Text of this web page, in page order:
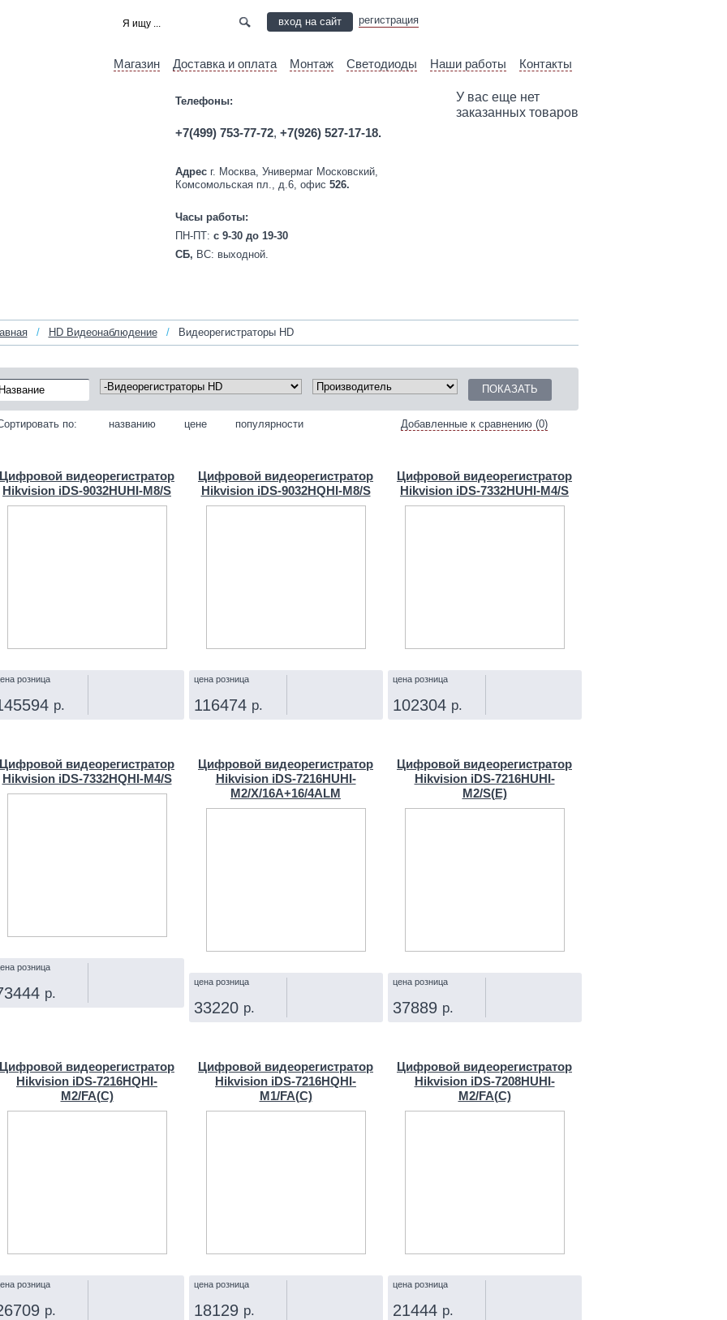
вход на сайт регистрация
Магазин Доставка и оплата Монтаж Светодиоды Наши работы Контакты
У вас еще нет
заказанных товаров
Телефоны:
+7(499) 753-77-72, +7(926) 527-17-18.
Адресг. Москва, Универмаг Московский,
Комсомольская пл., д.6, офис 526.
Часы работы:
ПН-ПТ: c 9-30 до 19-30
СБ, ВС: выходной.
/ HD Видеонаблюдение / Видеорегистраторы HD
Добавленные к сравнению (0)
по: названию цене популярности
Цифровой видеорегистратор
Hikvision iDS-9032HUHI-M8/S
розница
р.
Цифровой видеорегистратор
Hikvision iDS-9032HQHI-M8/S
цена розница
116474 р.
Цифровой видеорегистратор
Hikvision iDS-7332HUHI-M4/S
цена розница
102304 р.
Цифровой видеорегистратор
Hikvision iDS-7332HQHI-M4/S
розница
р.
Цифровой видеорегистратор
Hikvision iDS-7216HUHI-
M2/X/16A+16/4ALM
цена розница
33220 р.
Цифровой видеорегистратор
Hikvision iDS-7216HUHI-
M2/S(E)
цена розница
37889 р.
Цифровой видеорегистратор
Hikvision iDS-7216HQHI-
M2/FA(C)
розница
р.
Цифровой видеорегистратор
Hikvision iDS-7216HQHI-
M1/FA(С)
цена розница
18129 р.
Цифровой видеорегистратор
Hikvision iDS-7208HUHI-
M2/FA(C)
цена розница
21444 р.